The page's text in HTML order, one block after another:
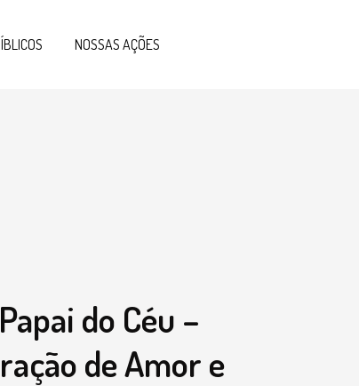
NOSSAS AÇÕES
do Céu –
de Amor e